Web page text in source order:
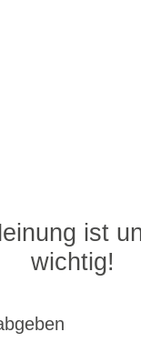
ist
wichtig!